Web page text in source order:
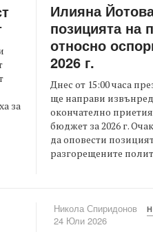
за
Илияна
позицията на
относно
2026 г.
Днес от 15:00 часа
ще направи
окончателно
бюджет за 2026 г.
да оповести
разгорещените
Никола Спиридонов
24 Юли 2026